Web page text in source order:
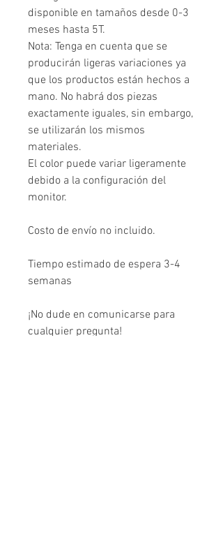
disponible en tamaños desde 0-3
meses hasta 5T.
Nota: Tenga en cuenta que se
producirán ligeras variaciones ya
que los productos están hechos a
mano. No habrá dos piezas
exactamente iguales, sin embargo,
se utilizarán los mismos
materiales.
El color puede variar ligeramente
debido a la configuración del
monitor.
Costo de envío no incluido.
Tiempo estimado de espera 3-4
semanas
¡No dude en comunicarse para
cualquier pregunta!